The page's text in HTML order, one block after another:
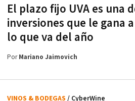
El plazo fijo UVA es una
inversiones que le gana
lo que va del año
PorMariano Jaimovich
VINOS & BODEGAS / CyberWine